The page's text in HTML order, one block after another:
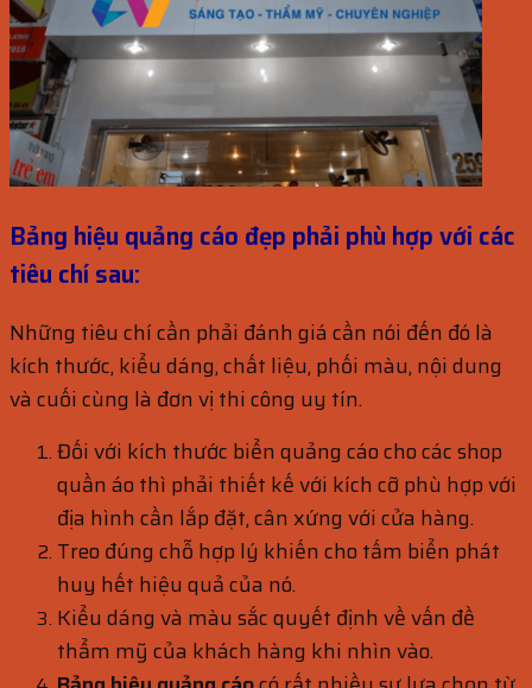
Bảng hiệu quảng cáo đẹp phải phù hợp với các
tiêu chí sau:
Những tiêu chí cần phải đánh giá cần nói đến đó là
kích thước, kiểu dáng, chất liệu, phối màu, nội dung
và cuối cùng là đơn vị thi công uy tín.
Đối với kích thước biển quảng cáo cho các shop
quần áo thì phải thiết kế với kích cỡ phù hợp với
địa hình cần lắp đặt, cân xứng với cửa hàng.
Treo đúng chỗ hợp lý khiến cho tấm biển phát
huy hết hiệu quả của nó.
Kiểu dáng và màu sắc quyết định về vấn đề
thẩm mỹ của khách hàng khi nhìn vào.